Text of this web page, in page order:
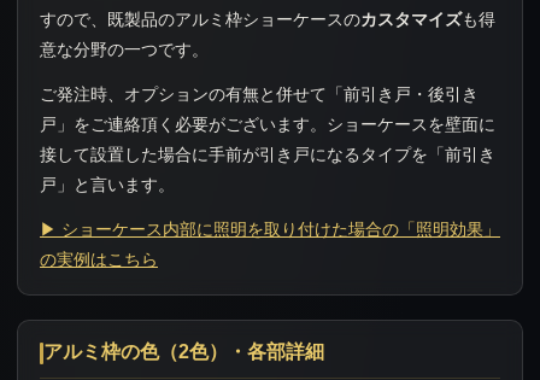
すので、既製品のアルミ枠ショーケースのカスタマイズも得
意な分野の一つです。
ご発注時、オプションの有無と併せて「前引き戸・後引き
戸」をご連絡頂く必要がございます。ショーケースを壁面に
接して設置した場合に手前が引き戸になるタイプを「前引き
戸」と言います。
▶ ショーケース内部に照明を取り付けた場合の「照明効果」
の実例はこちら
アルミ枠の色（2色）・各部詳細